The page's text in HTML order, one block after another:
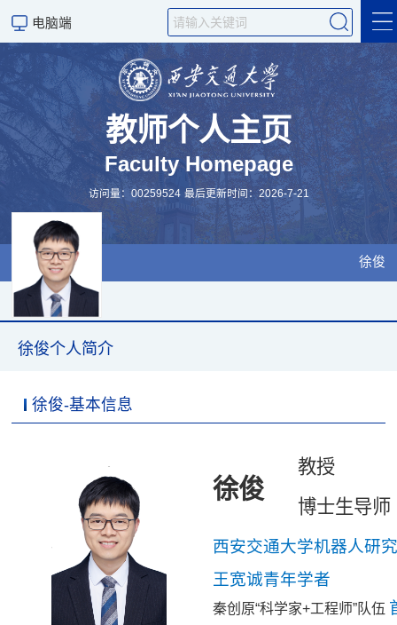
电脑端
徐俊个人简介
机器人研究院
电动汽车
团队
教师个人主页
Faculty Homepage
访问量：00259524 最后更新时间：2026-7-21
徐俊
徐俊个人简介
徐俊-基本信息
徐俊
教授
博士生导师
西安交通大学机器人研
王宽诚青年学者
秦创原“科学家+工程师”队伍